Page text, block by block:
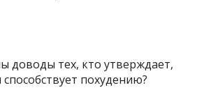
доводы тех, кто утверждает,
похудению?